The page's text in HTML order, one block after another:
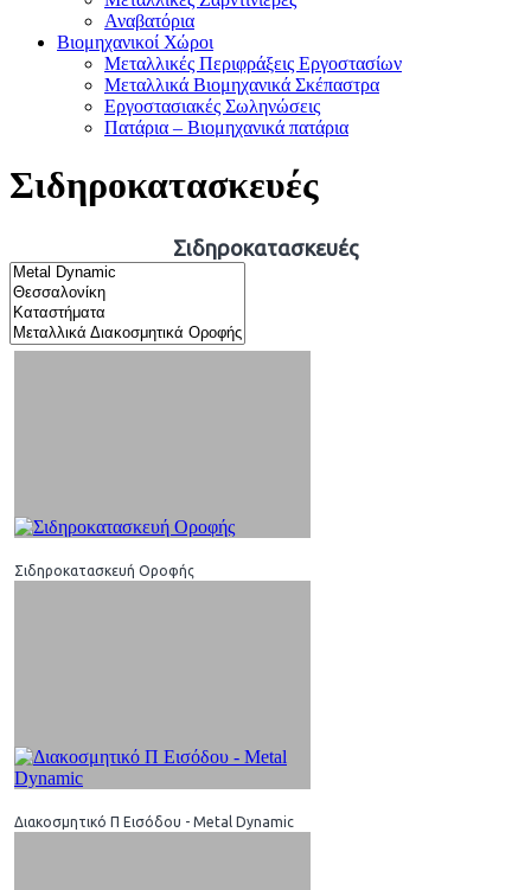
Αναβατόρια
Βιομηχανικοί Χώροι
Μεταλλικές Περιφράξεις Εργοστασίων
Μεταλλικά Βιομηχανικά Σκέπαστρα
Εργοστασιακές Σωληνώσεις
Πατάρια – Βιομηχανικά πατάρια
Σιδηροκατασκευές
Σιδηροκατασκευές
Σιδηροκατασκευή Oροφής
Διακοσμητικό Π Εισόδου - Metal Dynamic